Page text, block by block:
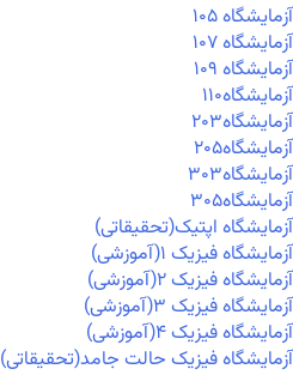
آزمايشگاه ۱۰۵
آزمايشگاه ۱۰۷
آزمايشگاه ۱۰۹
آزمايشگاه۱۱۰
آزمايشگاه۲۰۳
آزمايشگاه۲۰۵
آزمايشگاه۳۰۳
آزمايشگاه۳۰۵
آزمایشگاه اپتیک(تحقیقاتی)
آزمایشگاه فیزیک ۱(آموزشی)
آزمایشگاه فیزیک ۲(آموزشی)
آزمایشگاه فیزیک ۳(آموزشی)
آزمایشگاه فیزیک ۴(آموزشی)
آزمایشگاه فیزیک حالت جامد(تحقیقاتی)